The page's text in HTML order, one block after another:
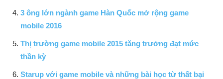
3 ông lớn ngành game Hàn Quốc mở rộng game
mobile 2016
Thị trường game mobile 2015 tăng trưởng đạt mức
thần kỳ
Starup với game mobile và những bài học từ thất bại